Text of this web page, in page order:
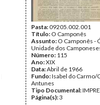
Pasta:09205.002.001
Título: O Camponês
Assunto: O Camponês -
Unidade dos
Número: 115
Ano:XIX
Data:Abril de 1966
Fundo:Isabel do Carmo/
Antunes
Tipo Documental:
Página(s):3